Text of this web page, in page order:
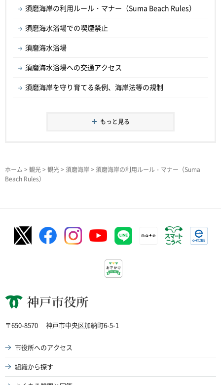
須磨海岸の利用ルール・マナー（Suma Beach Rules）
須磨海水浴場での喫煙禁止
須磨海水浴場
須磨海水浴場への交通アクセス
須磨海岸を守り育てる条例、海岸法等の規制
もっと見る
ホーム > 観光> 観光> 須磨海岸> 須磨海岸の利用ルール・マナー（Suma
Beach Rules）
神戸市役所
〒650-8570 神戸市中央区加納町6-5-1
市役所へのアクセス
組織から探す